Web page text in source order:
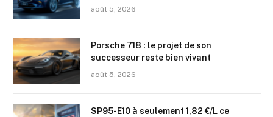
août 5, 2026
Porsche 718 : le projet de son
successeur reste bien vivant
août 5, 2026
SP95-E10 à seulement 1,82 €/L ce